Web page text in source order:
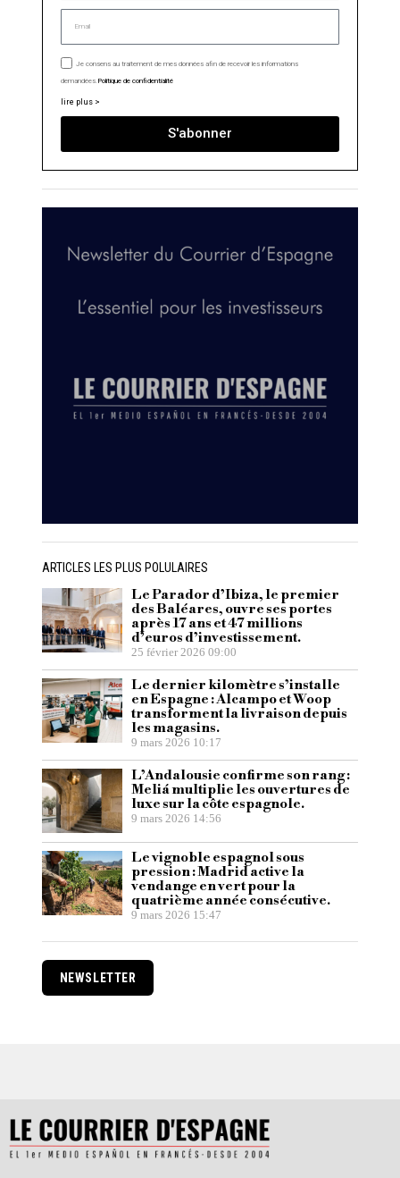
Je consens au traitement de mes données afin de recevoir les informations
demandées. Politique de confidentialité
lire plus >
S'abonner
ARTICLES LES PLUS POLULAIRES
Le Parador d’Ibiza, le premier
des Baléares, ouvre ses portes
après 17 ans et 47 millions
d’euros d’investissement.
25 février 2026 09:00
Le dernier kilomètre s’installe
en Espagne : Alcampo et Woop
transforment la livraison depuis
les magasins.
9 mars 2026 10:17
L’Andalousie confirme son rang :
Meliá multiplie les ouvertures de
luxe sur la côte espagnole.
9 mars 2026 14:56
Le vignoble espagnol sous
pression : Madrid active la
vendange en vert pour la
quatrième année consécutive.
9 mars 2026 15:47
NEWSLETTER